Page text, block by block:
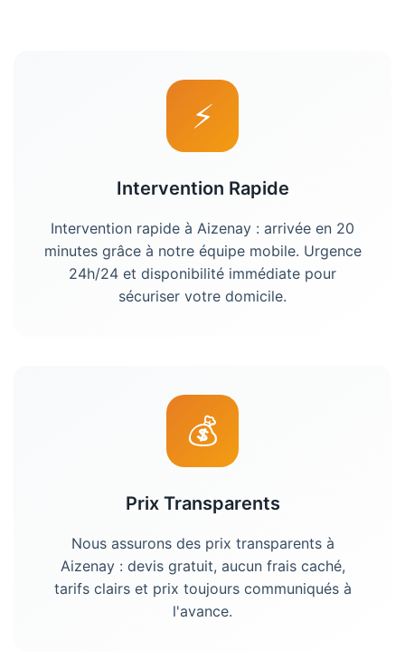
⚡
Intervention Rapide
Intervention rapide à Aizenay : arrivée en 20
minutes grâce à notre équipe mobile. Urgence
24h/24 et disponibilité immédiate pour
sécuriser votre domicile.
💰
Prix Transparents
Nous assurons des prix transparents à
Aizenay: devis gratuit, aucun frais caché,
tarifs clairs et prix toujours communiqués à
l'avance.